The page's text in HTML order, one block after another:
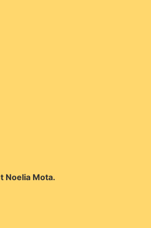
Noelia Mota.